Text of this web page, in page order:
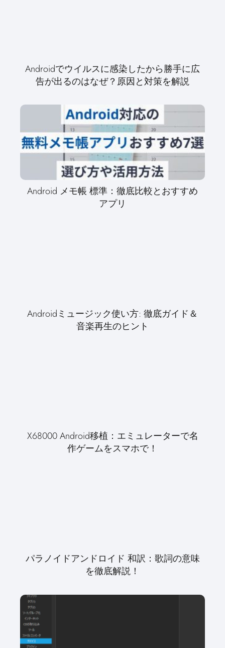
Androidでウイルスに感染したから勝手に広
告が出るのはなぜ？原因と対策を解説
Android メモ帳 標準：徹底比較とおすすめ
アプリ
Androidミュージック使い方: 徹底ガイド＆
音楽再生のヒント
X68000 Android移植：エミュレーターで名
作ゲームをスマホで！
パラノイドアンドロイド 和訳：歌詞の意味
を徹底解説！